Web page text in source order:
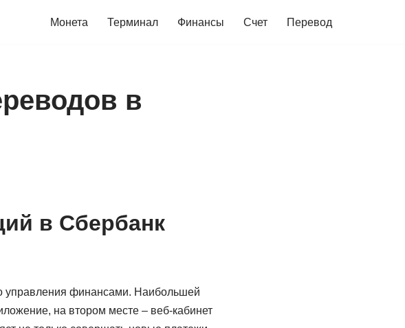
Монета Терминал Финансы Счет Перевод
в
в Сбербанк
управления финансами. Наибольшей
на втором месте – веб-кабинет